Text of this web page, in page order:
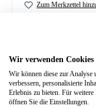
Zum Merkzettel
Beschreibung
Wir verwenden Cookies
Wir können diese zur Analyse
verbessern, personalisierte
Erlebnis zu bieten. Für
öffnen Sie die Einstellungen.